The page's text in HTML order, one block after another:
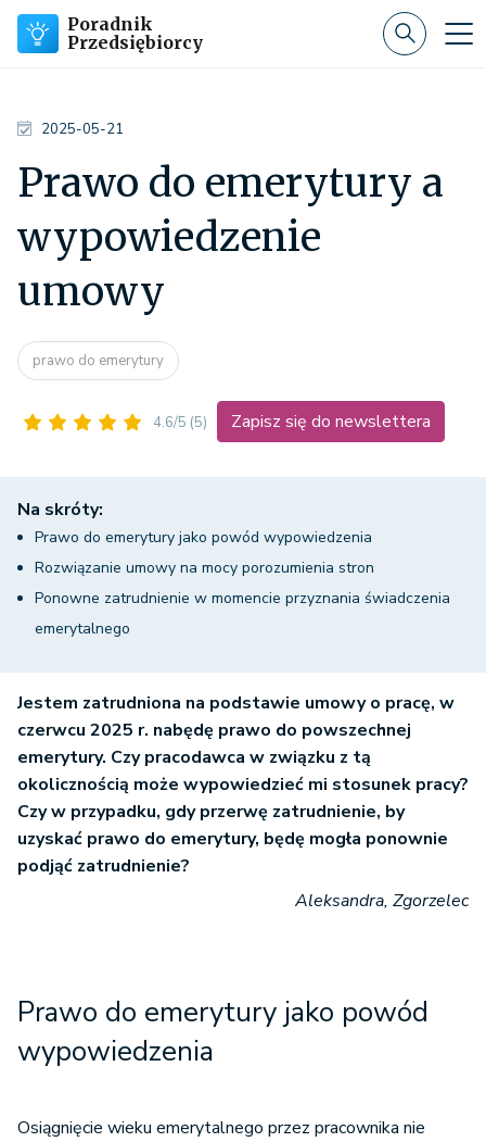
Poradnik
Przedsiębiorcy
2025-05-21
Prawo do emerytury a
wypowiedzenie
umowy
prawo do emerytury
4.6/5 (5) Zapisz się do newslettera
Na skróty:
Prawo do emerytury jako powód wypowiedzenia
Rozwiązanie umowy na mocy porozumienia stron
Ponowne zatrudnienie w momencie przyznania świadczenia
emerytalnego
Jestem zatrudniona na podstawie umowy o pracę, w
czerwcu 2025 r. nabędę prawo do powszechnej
emerytury. Czy pracodawca w związku z tą
okolicznością może wypowiedzieć mi stosunek pracy?
Czy w przypadku, gdy przerwę zatrudnienie, by
uzyskać prawo do emerytury, będę mogła ponownie
podjąć zatrudnienie?
Aleksandra, Zgorzelec
Prawo do emerytury jako powód
wypowiedzenia
Osiągnięcie wieku emerytalnego przez pracownika nie